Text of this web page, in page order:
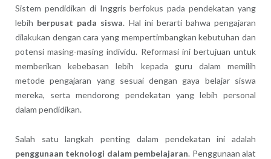
Sistem pendidikan di Inggris berfokus pada pendekatan yang
lebih berpusat pada siswa. Hal ini berarti bahwa pengajaran
dilakukan dengan cara yang mempertimbangkan kebutuhan dan
potensi masing-masing individu. Reformasi ini bertujuan untuk
memberikan kebebasan lebih kepada guru dalam memilih
metode pengajaran yang sesuai dengan gaya belajar siswa
mereka, serta mendorong pendekatan yang lebih personal
dalam pendidikan.
Salah satu langkah penting dalam pendekatan ini adalah
penggunaan teknologi dalam pembelajaran. Penggunaan alat